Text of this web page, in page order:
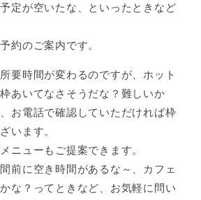
定が空いたな、といったときなど
約のご案内です。
要時間が変わるのですが、ホット
あいてなさそうだな？難しいか
お電話で確認していただければ枠
います。
ニューもご提案できます。
前に空き時間があるな～、カフェ
な？ってときなど、お気軽に問い